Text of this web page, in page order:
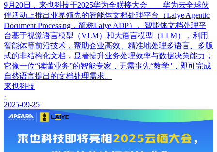
9月20日，来也科技于2025华为全联接大会——华为云全球伙
伴活动上推出业界领先的智能体文档处理平台（Laiye Agentic
Document Processing，简称Laiye ADP）。智能体文档处理平
台基于视觉语言模型（VLM）和大语言模型（LLM），利用
智能体等前沿技术，帮助企业高效、精准地处理多语言、多版
式的非结构化文档，显著提升业务处理效率与数据决策能力；
它像一位“读懂业务”的智能专家，无需事先“教学”，即可完成
自然语言提出的文档处理需求。
来也科技
·
2025-09-25